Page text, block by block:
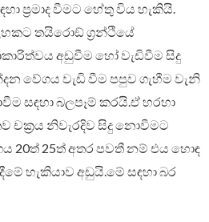
ප්‍රමාද වීමට හේතු විය හැකියි.
තයිරොඞ් ග්‍රන්ථියේ
අඩුවීම හෝ වැඩිවීම සිදු
වේගය වැඩි වීම පපුව ගැහීම වැනි
සඳහා බලපෑම් කරයි.ඒ හරහා
චක්‍රය නිවැරදිව සිදු නොවීමට
20ත් 25ත් අතර පවතී නම් එය හොඳ
හැකියාව අඩුයි.මේ සඳහා බර